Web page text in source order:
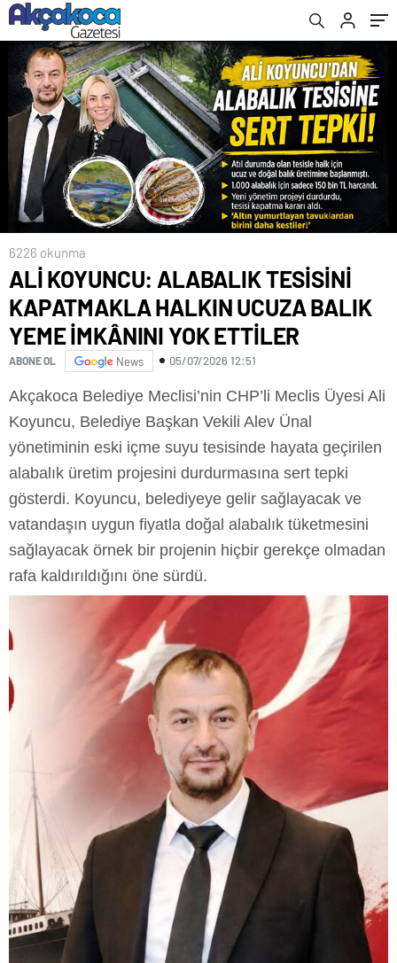
İMKÂNINI YOK ETTİLER
6226 okunma
ALİ KOYUNCU: ALABALIK TESİSİNİ
KAPATMAKLA HALKIN UCUZA BALIK
YEME İMKÂNINI YOK ETTİLER
ABONE OL News 05/07/2026 12:51
Akçakoca Belediye Meclisi’nin CHP’li Meclis Üyesi Ali
Koyuncu, Belediye Başkan Vekili Alev Ünal
yönetiminin eski içme suyu tesisinde hayata geçirilen
alabalık üretim projesini durdurmasına sert tepki
gösterdi. Koyuncu, belediyeye gelir sağlayacak ve
vatandaşın uygun fiyatla doğal alabalık tüketmesini
sağlayacak örnek bir projenin hiçbir gerekçe olmadan
rafa kaldırıldığını öne sürdü.